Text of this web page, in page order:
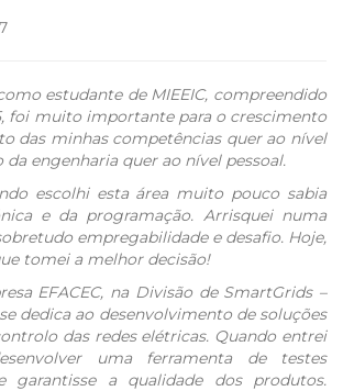
estudante de MIEEIC, compreendido
foi muito importante para o crescimento
das minhas competências quer ao nível
engenharia quer ao nível pessoal.
escolhi esta área muito pouco sabia
e da programação. Arrisquei numa
empregabilidade e desafio. Hoje,
tomei a melhor decisão!
EFACEC, na Divisão de SmartGrids –
dedica ao desenvolvimento de soluções
das redes elétricas. Quando entrei
uma ferramenta de testes
garantisse a qualidade dos produtos.